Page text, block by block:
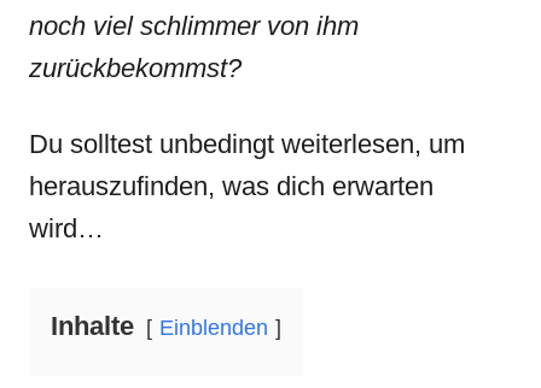
noch viel schlimmer von ihm
zurückbekommst?
Du solltest unbedingt weiterlesen, um
herauszufinden, was dich erwarten
wird…
Inhalte Einblenden